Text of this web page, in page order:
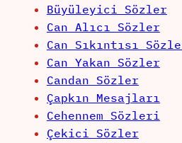
Büyüleyici Sözler
Can Alıcı Sözler
Can Sıkıntısı
Can Yakan Sözler
Candan Sözler
Çapkın Mesajları
Cehennem Sözleri
Çekici Sözler